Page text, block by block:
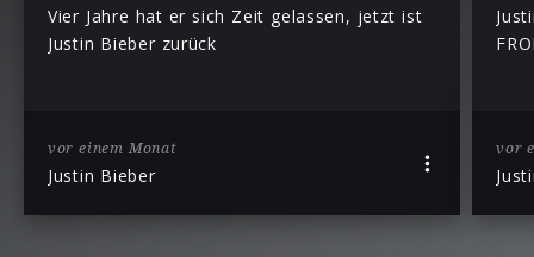
Vier Jahre hat er sich Zeit gelassen, jetzt ist
Justin Bieber zurück
vor einem Monat
Justin Bieber
vor